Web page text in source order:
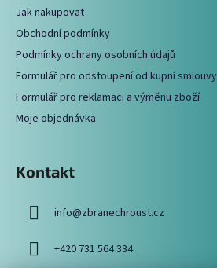
Jak nakupovat
Obchodní podmínky
Podmínky ochrany osobních údajů
Formulář pro odstoupení od kupní smlouvy
Formulář pro reklamaci a výměnu zboží
Moje objednávka
Kontakt
info@zbranechroust.cz
+420 731 564 334